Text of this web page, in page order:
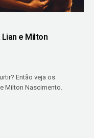
e Milton
Então veja os
Milton Nascimento.